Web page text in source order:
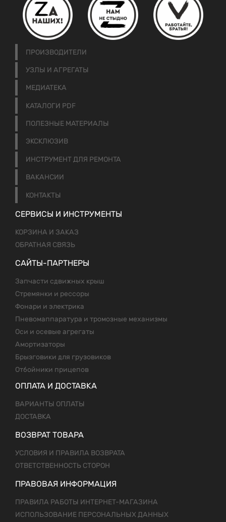
ПРОИЗВОДИТЕЛИ
УЗЛЫ И АГРЕГАТЫ
МЕДИАТЕКА
КАТАЛОГИ PDF
ПОЛЕЗНЫЕ МАТЕРИАЛЫ
ЭКСКЛЮЗИВ
ИНСТРУМЕНТ ДЛЯ РЕМОНТА
ВАКАНСИИ
КОНТАКТЫ
СЕРВИСЫ И ИНСТРУМЕНТЫ
КОРЗИНА И ЗАКАЗ
ОБРАТНАЯ СВЯЗЬ
САЙТЫ-ПАРТНЕРЫ
Запчасти сдвижных крыш
Стремянки и рессоры
Фонари и электрика
Пневомаппаратура и тромозные механизмы
Оси и осевые агрегаты
Амортизаторы
Брызговики для грузовиков
Отбойники прицепов
ОПЛАТА И ДОСТАВКА
ВАРИАНТЫ ОПЛАТЫ
ДОСТАВКА
ВОЗВРАТ ТОВАРА
УСЛОВИЯ И ПРАВИЛА ВОЗВРАТА
ОТВЕТСТВЕННОСТЬ СТОРОН
ПРАВОВАЯ ИНФОРМАЦИЯ
ПРАВИЛА РАБОТЫ ИНТЕРНЕТ-МАГАЗИНА
ИСПОЛЬЗОВАНИЕ ПЕРСОНАЛЬНЫХ ДАННЫХ